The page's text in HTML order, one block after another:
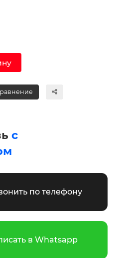
с
по телефону
в Whatsapp